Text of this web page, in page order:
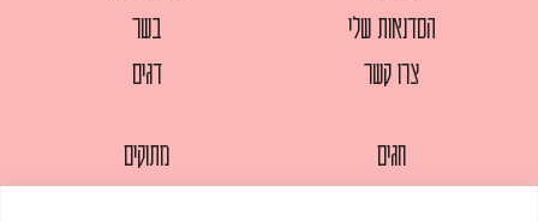
הסדנאות שלי
צרו קשר
בשר
דגים
חגים
מתוקים